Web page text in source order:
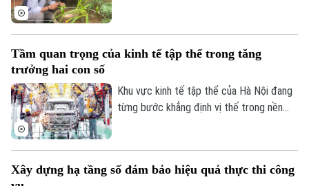
sẽ thành lập các đoàn kiểm tra, giám sát
phường.
Tầm quan trọng của kinh tế tập thể trong tăng
trưởng hai con số
Khu vực kinh tế tập thể của Hà Nội đang
từng bước khẳng định vị thế trong nền
thôn và thúc đẩy tiêu dùng. Đặc biệt, để
Xây dựng hạ tầng số đảm bảo hiệu quả thực thi công